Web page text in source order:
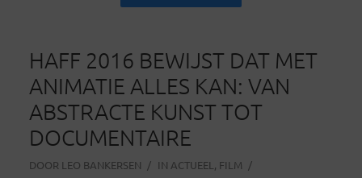
HAFF 2016 BEWIJST DAT MET
ANIMATIE ALLES KAN: VAN
ABSTRACTE KUNST TOT
DOCUMENTAIRE
DOOR LEO BANKERSEN IN ACTUEEL , FILM